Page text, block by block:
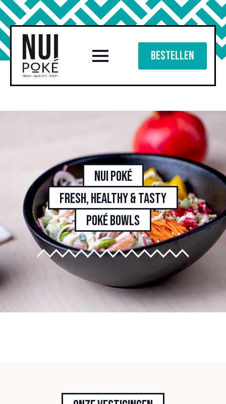
Bestellen
Nui Poké
Fresh, healthy & tasty
poké bowls